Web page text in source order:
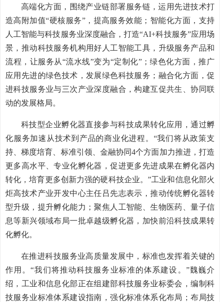
高端化方面，围绕产业链部署服务链，运用先进技术打
造高附加值“硬核服务”，提高服务效能；智能化方面，支持
人工智能与科技服务业深度融合，打造“AI+科技服务”应用场
景，推动科技服务机构用好人工智能工具，升级服务产品和
流程，让服务从“流水线”变为“定制化”；绿色化方面，推广
应用先进的绿色技术，发展绿色科技服务；融合化方面，促
进科技服务业与三次产业深度融合，构建互促共生、协同联
动的发展格局。
科技型企业孵化器直接参与科技成果转化应用，通过孵
化服务加速从技术到产品的商业化进程。“我们将从政策支
持、梯度培育、标准引领、金融协同4个方面加力推进，打造
更多高水平、专业化孵化器，促进更多先进成果在孵化器内
转化，培育更多创新力强的硬科技企业。”工业和信息化部火
炬高技术产业开发中心主任吕先志表示，推动传统孵化器转
型升级，提升孵化能力；聚焦人工智能、生物医药、量子信
息等新兴领域布局一批卓越级孵化器，加快前沿科技成果转
化孵化。
在推进科技服务业高质量发展中，标准也发挥着关键的
作用。“我们将推动科技服务业标准的体系建设。”魏巍介
绍，工业和信息化部正在组建部科技服务业标委会，编制科
技服务业标准体系建设指南，强化标准体系化布局；布局技